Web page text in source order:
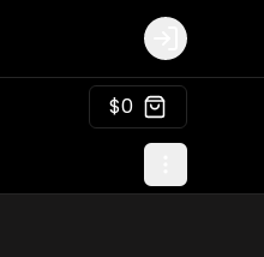
Login
$0